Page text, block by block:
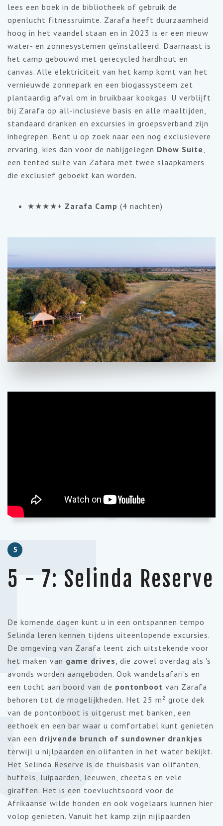
lees een boek in de bibliotheek of gebruik de
openlucht fitnessruimte. Zarafa heeft duurzaamheid
hoog in het vaandel staan en in 2023 is er een nieuw
water- en zonnesystemen geïnstalleerd. Daarnaast is
het camp gebouwd met gerecycled hardhout en
canvas. Alle elektriciteit van het kamp komt van het
vernieuwde zonnepark en een biogassysteem zet
plantaardig afval om in bruikbaar kookgas. U verblijft
bij Zarafa op all-inclusieve basis en alle maaltijden,
standaard dranken en excursies in groepsverband zijn
inbegrepen. Bent u op zoek naar een nog exclusievere
ervaring, kies dan voor de nabijgelegen Dhow Suite,
een tented suite van Zafara met twee slaapkamers
die exclusief geboekt kan worden.
★★★★+ Zarafa Camp (4 nachten)
5
5 - 7: Selinda Reserve
De komende dagen kunt u in een ontspannen tempo
Selinda leren kennen tijdens uiteenlopende excursies.
De omgeving van Zarafa leent zich uitstekende voor
het maken van game drives , die zowel overdag als 's
avonds worden aangeboden. Ook wandelsafari's en
een tocht aan boord van de pontonboot van Zarafa
behoren tot de mogelijkheden. Het 25 m² grote dek
van de pontonboot is uitgerust met banken, een
eethoek en een bar waar u comfortabel kunt genieten
van een drijvende brunch of sundowner drankjes
terwijl u nijlpaarden en olifanten in het water bekijkt.
Het Selinda Reserve is de thuisbasis van olifanten,
buffels, luipaarden, leeuwen, cheeta's en vele
giraffen. Het is een toevluchtsoord voor de
Afrikaanse wilde honden en ook vogelaars kunnen hier
volop genieten. Vanuit het kamp zijn nijlpaarden